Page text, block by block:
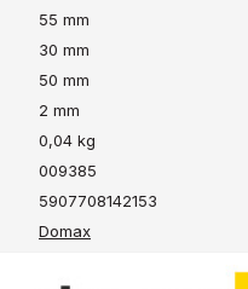
55 mm
30 mm
50 mm
2 mm
0,04 kg
009385
5907708142153
Domax